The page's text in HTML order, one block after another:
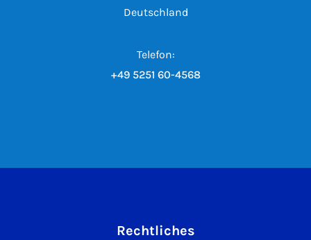
Deutschland
Telefon:
+49 5251 60-4568
Rechtliches